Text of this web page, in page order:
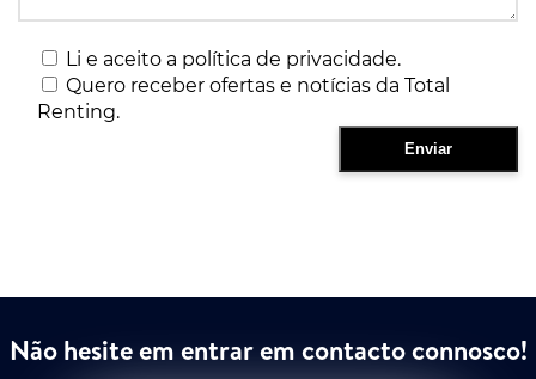
Li e aceito a política de privacidade.
Quero receber ofertas e notícias da Total
Renting.
Não hesite em entrar em contacto connosco!